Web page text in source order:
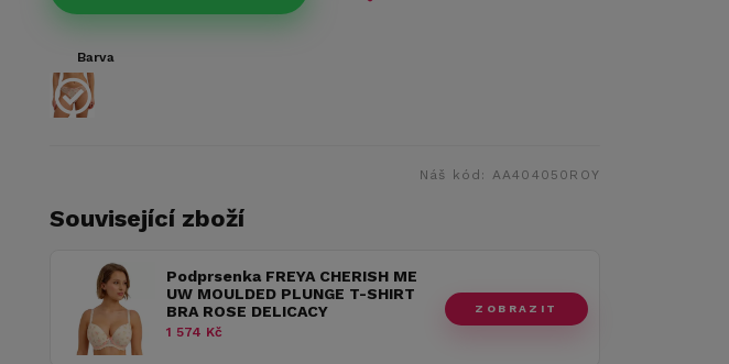
Barva
Náš kód: AA404050ROY
Související zboží
Podprsenka FREYA CHERISH ME
UW MOULDED PLUNGE T-SHIRT
BRA ROSE DELICACY
1 574 Kč
ZOBRAZIT